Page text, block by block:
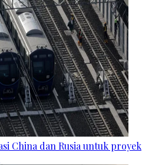
China dan Rusia untuk proyek